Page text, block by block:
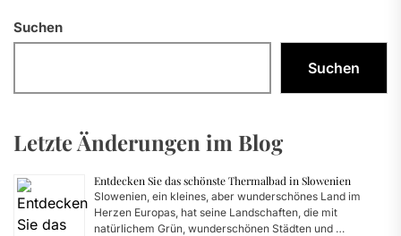
Suchen
Suchen
Letzte Änderungen im Blog
Entdecken Sie das schönste Thermalbad in Slowenien
Slowenien, ein kleines, aber wunderschönes Land im
Herzen Europas, hat seine Landschaften, die mit
natürlichem Grün, wunderschönen Städten und …